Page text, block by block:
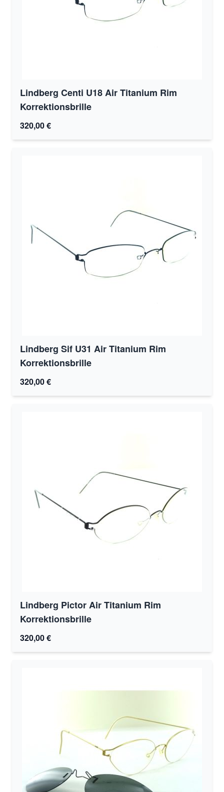
Lindberg Centi U18 Air Titanium Rim
Korrektionsbrille
320,00 €
Lindberg Sif U31 Air Titanium Rim
Korrektionsbrille
320,00 €
Lindberg Pictor Air Titanium Rim
Korrektionsbrille
320,00 €